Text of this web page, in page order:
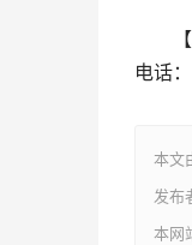
电话
本文
发布
本网